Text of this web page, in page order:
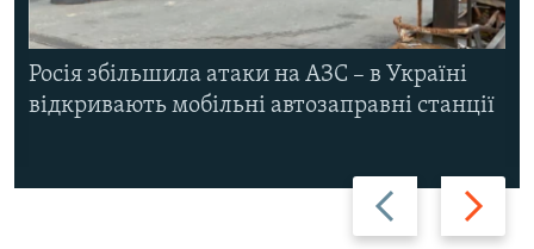
Назад Вперед
Росія збільшила атаки на АЗС – в Україні
відкривають мобільні автозаправні станції